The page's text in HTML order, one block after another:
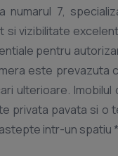
numarul 7,
si vizibilitate
pentru
este prevazuta
ulterioare.
privata pavata si o
intr-un